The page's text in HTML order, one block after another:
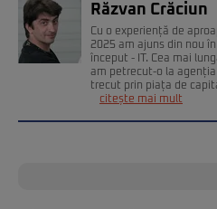
Răzvan Crăciun
Cu o experiență de
2025 am ajuns din nou
început - IT. Cea mai
am petrecut-o la
trecut prin piața de
citește mai mult